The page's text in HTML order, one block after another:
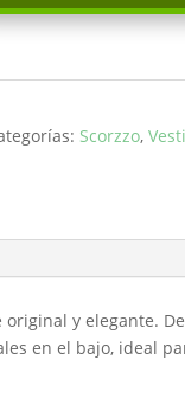
Scorzzo,
y elegante.
en el bajo, ideal